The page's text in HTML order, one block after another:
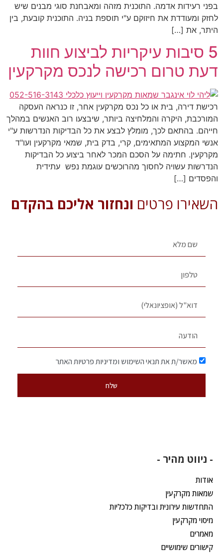
בפני רעידות אדמה. התוכנית מזהה ומאבחנת סוגי מבנים שיש
לחזק ומעודדת את חיזוקם ע"י תוספת בניה. התוכנית קובעת, בין
היתר, את […]
5 סיבות עיקריות לביצוע חוות
דעת טרום רכישה לנכס מקרקעין
רכישת דירה, בית או כל נכס מקרקעין אחר, זו כנראה העסקה
המורכבת, היקרה והמלחיצה ביותר, שיבצעו רוב האנשים במהלך
חייהם. בהתאם לכך, מומלץ לבצע את כל הבדיקות הנדרשות ע"י
אנשי המקצוע המתאימים, קרי, בדק בית, שמאי מקרקעין ועו"ד
מקרקעין. חתימה על הסכם המכר לאחר ביצוע כל הבדיקות
הנדרשות עשויה לחסוך מהרוכשים עוגמת נפש עתידית
והפסדים […]
השאירו פרטים ונחזור אליכם בהקדם
מאשר/ת את תנאי השימוש ומדיניות פרטיות האתר
שלח
- ניווט מהיר -
אודות
שמאות מקרקעין
התחדשות עירונית ובדיקות כלכליות
מיסוי מקרקעין
מאמרים
קישורים שימושיים